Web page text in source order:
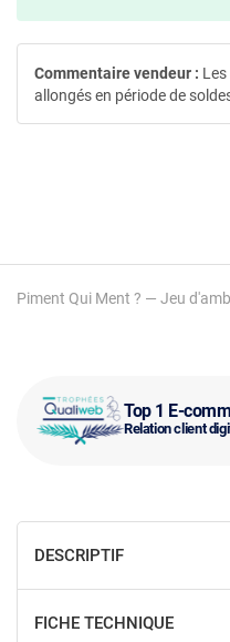
Top 1 E-
Relation client
Piment Qui Ment ? — Jeu
Commentaire vendeur :
allongés en période de
DESCRIPTIF
FICHE TECHNIQUE